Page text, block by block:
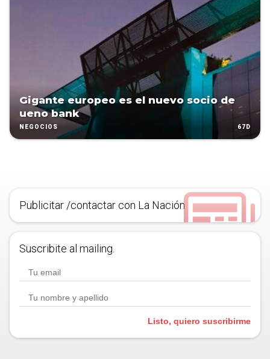
Gigante europeo es el nuevo socio de
ueno bank
NEGOCIOS 67D
Publicitar /contactar con La Nación
Suscribite al mailing.
Listo, quiero suscribirme